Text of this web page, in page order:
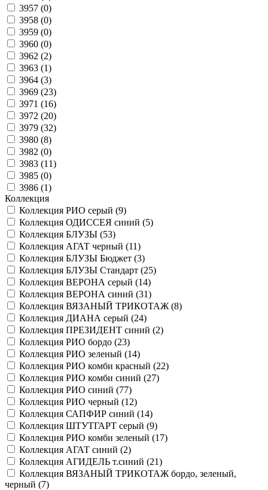
3957 (0)
3958 (0)
3959 (0)
3960 (0)
3962 (2)
3963 (1)
3964 (3)
3969 (23)
3971 (16)
3972 (20)
3979 (32)
3980 (8)
3982 (0)
3983 (11)
3985 (0)
3986 (1)
Коллекция
Коллекция РИО серый (9)
Коллекция ОДИССЕЯ синий (5)
Коллекция БЛУЗЫ (53)
Коллекция АГАТ черный (11)
Коллекция БЛУЗЫ Бюджет (3)
Коллекция БЛУЗЫ Стандарт (25)
Коллекция ВЕРОНА серый (14)
Коллекция ВЕРОНА синий (31)
Коллекция ВЯЗАНЫЙ ТРИКОТАЖ (8)
Коллекция ДИАНА серый (24)
Коллекция ПРЕЗИДЕНТ синий (2)
Коллекция РИО бордо (23)
Коллекция РИО зеленый (14)
Коллекция РИО комби красный (22)
Коллекция РИО комби синий (27)
Коллекция РИО синий (77)
Коллекция РИО черный (12)
Коллекция САПФИР синий (14)
Коллекция ШТУТГАРТ серый (9)
Коллекция РИО комби зеленый (17)
Коллекция АГАТ синий (2)
Коллекция АГИДЕЛЬ т.синий (21)
Коллекция ВЯЗАНЫЙ ТРИКОТАЖ бордо, зеленый,
черный (7)